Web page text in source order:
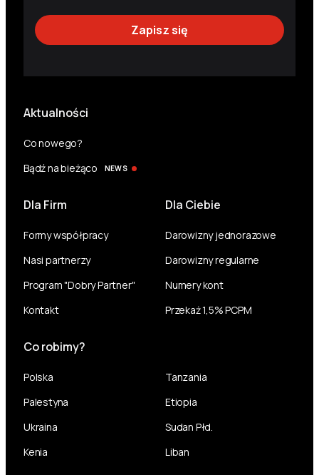
Aktualności
Co nowego?
Bądź na bieżąco
NEWS
Dla Firm
Formy współpracy
Nasi partnerzy
Program "Dobry Partner"
Kontakt
Dla Ciebie
Darowizny jednorazowe
Darowizny regularne
Numery kont
Przekaż 1,5% PCPM
Co robimy?
Polska
Palestyna
Ukraina
Kenia
Tanzania
Etiopia
Sudan Płd.
Liban